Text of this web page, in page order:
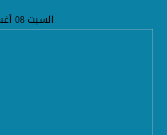
السبت 08 أغسطس 2026 07:44 مساءً